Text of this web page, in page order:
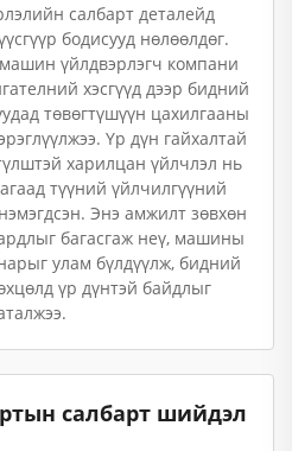
салбарт деталейд
бодисууд нөлөөлдөг.
үйлдвэрлэгч компани
хэсгүүд дээр бидний
төвөгтүшүүн цахилгааны
Үр дүн гайхалтай
харилцан үйлчлэл нь
түүний үйлчилгүүний
Энэ амжилт зөвхөн
багасгаж неү, машины
улам бүлдүүлж, бидний
үр дүнтэй байдлыг
салбарт шийдэл